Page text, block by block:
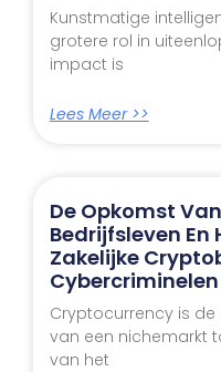
Kunstmatige
grotere rol in
impact is
Lees Meer >>
De Opkomst
Bedrijfsleven En
Zakelijke
Cybercriminelen
Cryptocurrency is
van een nichemarkt
van het